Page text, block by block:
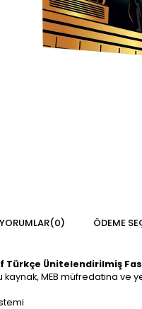
YORUMLAR(0) ÖDEME
Türkçe Ünitelendirilmiş
kaynak, MEB müfredatına